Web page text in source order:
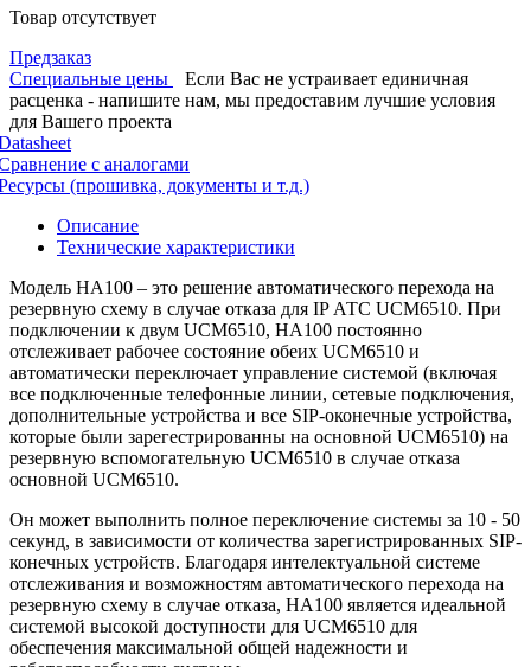
Товар отсутствует
Предзаказ
Специальные цены
Если Вас не устраивает единичная
расценка - напишите нам, мы предоставим лучшие условия
для Вашего проекта
с аналогами
(прошивка, документы и т.д.)
Описание
Технические характеристики
Модель HA100 – это решение автоматического перехода на
резервную схему в случае отказа для IP АТС UCM6510. При
подключении к двум UCM6510, HA100 постоянно
отслеживает рабочее состояние обеих UCM6510 и
автоматически переключает управление системой (включая
все подключенные телефонные линии, сетевые подключения,
дополнительные устройства и все SIP-оконечные устройства,
которые были зарегестрированны на основной UCM6510) на
резервную вспомогательную UCM6510 в случае отказа
основной UCM6510.
Он может выполнить полное переключение системы за 10 - 50
секунд, в зависимости от количества зарегистрированных SIP-
конечных устройств. Благодаря интелектуальной системе
отслеживания и возможностям автоматического перехода на
резервную схему в случае отказа, HA100 является идеальной
системой высокой доступности для UCM6510 для
обеспечения максимальной общей надежности и